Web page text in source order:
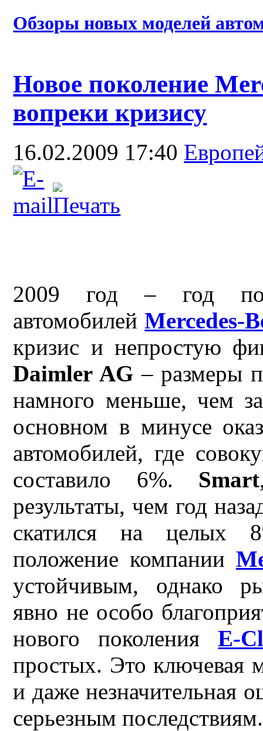
Обзоры новых моделей
Новое поколение
вопреки кризису
16.02.2009 17:40
2009 год – год
автомобилейMercedes-
кризис и непростую
Daimler AG – размеры
намного меньше, чем
основном в минусе
автомобилей, где
составило 6%. Smart
результаты, чем год
скатился на целых
положение компании
устойчивым, однако
явно не особо
нового поколенияЕ-
простых. Это ключевая
и даже незначительная
серьезным последствиям.